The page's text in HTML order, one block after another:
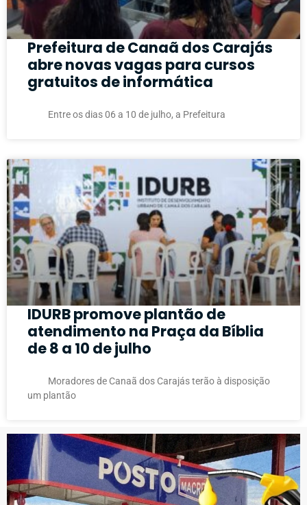
Prefeitura de Canaã dos Carajás
abre novas vagas para cursos
gratuitos de informática
Entre os dias 06 a 10 de julho, a Prefeitura
IDURB promove plantão de
atendimento na Praça da Bíblia
de 8 a 10 de julho
Moradores de Canaã dos Carajás terão à disposição
um plantão
PUBLICIDADE